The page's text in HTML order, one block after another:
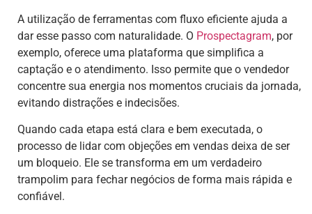
A utilização de ferramentas com fluxo eficiente ajuda a
dar esse passo com naturalidade. O Prospectagram, por
exemplo, oferece uma plataforma que simplifica a
captação e o atendimento. Isso permite que o vendedor
concentre sua energia nos momentos cruciais da jornada,
evitando distrações e indecisões.
Quando cada etapa está clara e bem executada, o
processo de lidar com objeções em vendas deixa de ser
um bloqueio. Ele se transforma em um verdadeiro
trampolim para fechar negócios de forma mais rápida e
confiável.